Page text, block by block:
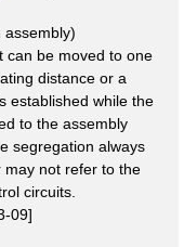
can be moved to one
distance or a
established while the
to the assembly
segregation always
may not refer to the
circuits.
09]